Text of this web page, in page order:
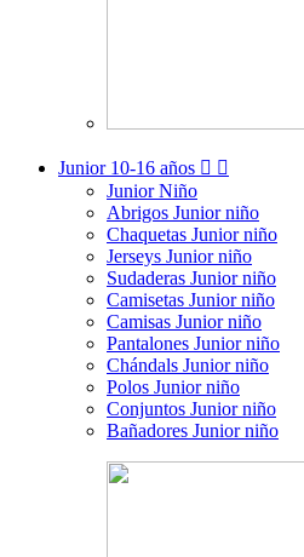
Junior 10-16 años  
Junior Niño
Abrigos Junior niño
Chaquetas Junior niño
Jerseys Junior niño
Sudaderas Junior niño
Camisetas Junior niño
Camisas Junior niño
Pantalones Junior niño
Chándals Junior niño
Polos Junior niño
Conjuntos Junior niño
Bañadores Junior niño